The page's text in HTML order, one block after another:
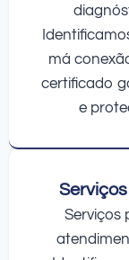
má
certificado
e
Serviços